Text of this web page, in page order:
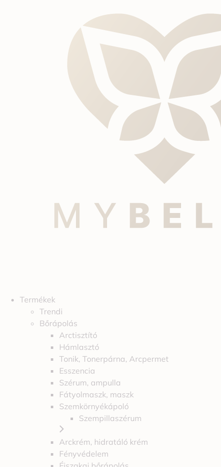
Termékek
Trendi
Bőrápolás
Arctisztító
Hámlasztó
Tonik, Tonerpárna, Arcpermet
Esszencia
Szérum, ampulla
Fátyolmaszk, maszk
Szemkörnyékápoló
Szempillaszérum
Arckrém, hidratáló krém
Fényvédelem